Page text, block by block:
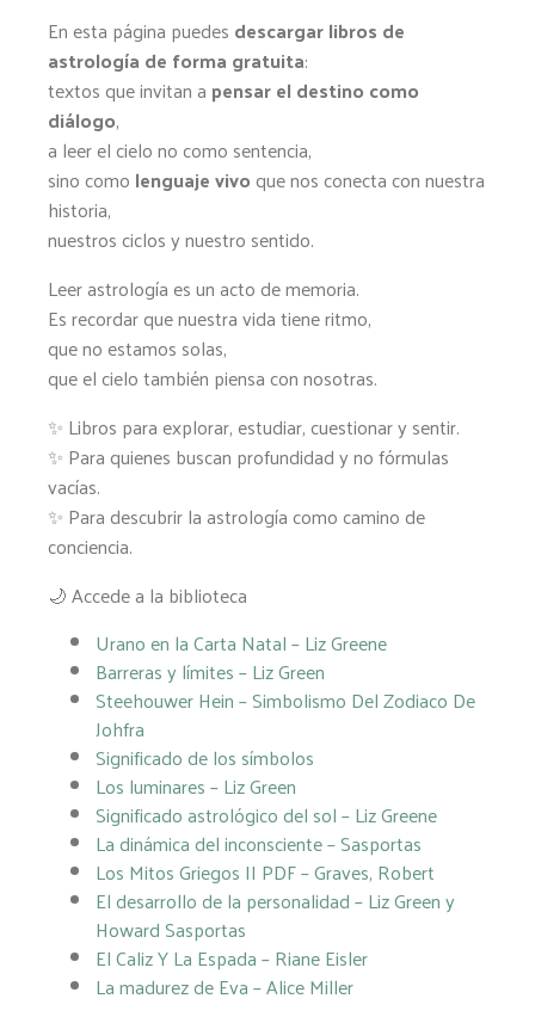
En esta página puedes descargar libros de
astrología de forma gratuita:
textos que invitan a pensar el destino como
diálogo,
a leer el cielo no como sentencia,
sino como lenguaje vivo que nos conecta con nuestra
historia,
nuestros ciclos y nuestro sentido.
Leer astrología es un acto de memoria.
Es recordar que nuestra vida tiene ritmo,
que no estamos solas,
que el cielo también piensa con nosotras.
✨ Libros para explorar, estudiar, cuestionar y sentir.
✨ Para quienes buscan profundidad y no fórmulas
vacías.
✨ Para descubrir la astrología como camino de
conciencia.
🌙 Accede a la biblioteca
Urano en la Carta Natal – Liz Greene
Barreras y límites – Liz Green
Steehouwer Hein – Simbolismo Del Zodiaco De
Johfra
Significado de los símbolos
Los luminares – Liz Green
Significado astrológico del sol –Liz Greene
La dinámica del inconsciente – Sasportas
Los Mitos Griegos II PDF –Graves, Robert
El desarrollo de la personalidad – Liz Green y
Howard Sasportas
El Caliz Y La Espada – Riane Eisler
La madurez de Eva – Alice Miller